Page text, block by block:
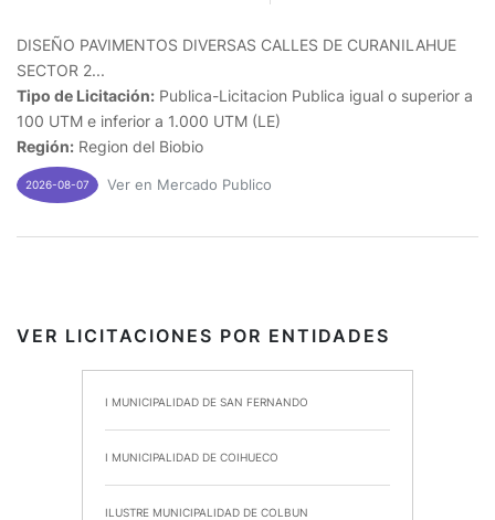
DISEÑO PAVIMENTOS DIVERSAS CALLES DE CURANILAHUE
SECTOR 2...
Tipo de Licitación: Publica-Licitacion Publica igual o superior a
100 UTM e inferior a 1.000 UTM (LE)
Región: Region del Biobio
2026-08-07 Ver en Mercado Publico
VER LICITACIONES POR ENTIDADES
I MUNICIPALIDAD DE SAN FERNANDO
I MUNICIPALIDAD DE COIHUECO
ILUSTRE MUNICIPALIDAD DE COLBUN